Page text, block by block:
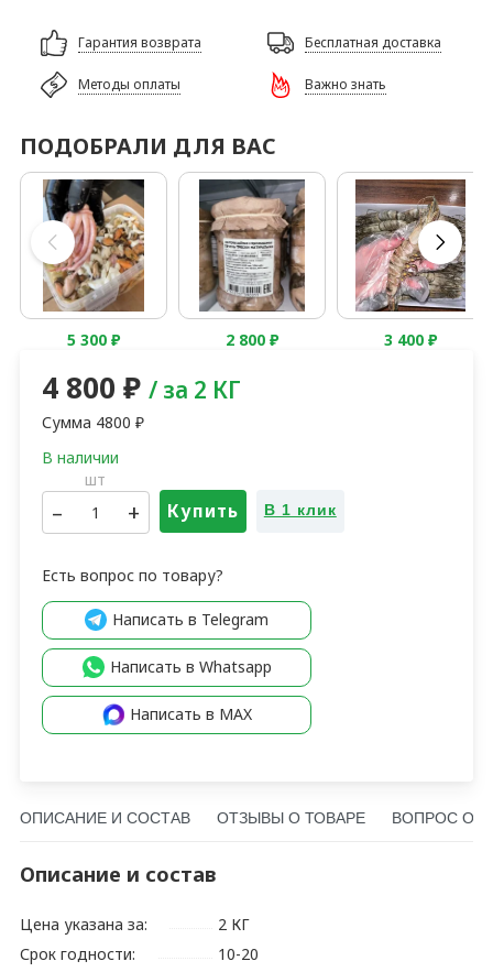
Гарантия возврата Бесплатная доставка
Методы оплаты Важно знать
ПОДОБРАЛИ ДЛЯ ВАС
5 300₽ 2 800₽ 3 400₽
4 800 ₽ / за 2 КГ
Сумма 4800 ₽
шт
– + Купить В 1 клик
Есть вопрос по товару?
Написать в Telegram
Написать в Whatsapp
Написать в MAX
ОПИСАНИЕ И СОСТАВ ОТЗЫВЫ О ТОВАРЕ ВОПРОС О
Описание и состав
Цена указана за:
2 КГ
Срок годности:
10-20